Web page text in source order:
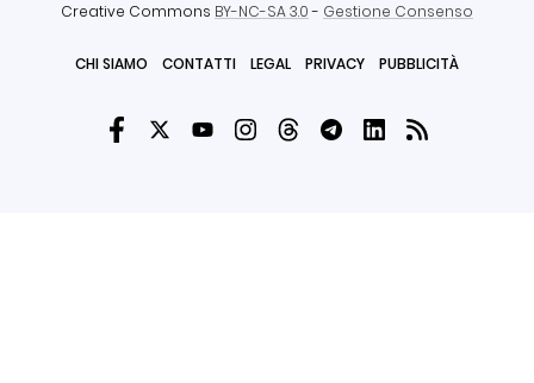
Creative Commons BY-NC-SA 3.0- Gestione Consenso
CHI SIAMO CONTATTI LEGAL PRIVACY PUBBLICITÀ